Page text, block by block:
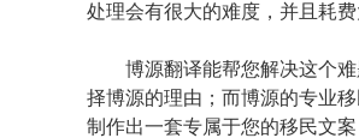
处理会有很大的难度，并且耗费
博源翻译能帮您解决这个
择博源的理由；而博源的专业
制作出一套专属于您的移民文